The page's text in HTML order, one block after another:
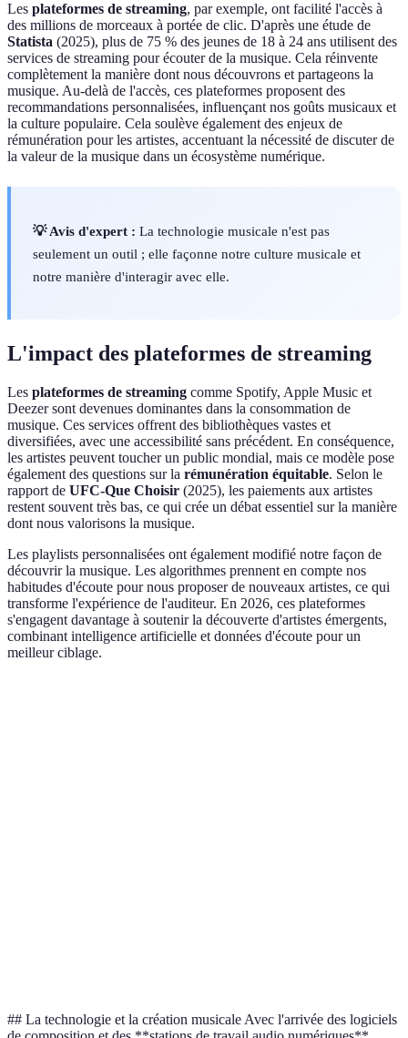
Les plateformes de streaming, par exemple, ont facilité l'accès à
des millions de morceaux à portée de clic. D'après une étude de
Statista (2025), plus de 75 % des jeunes de 18 à 24 ans utilisent des
services de streaming pour écouter de la musique. Cela réinvente
complètement la manière dont nous découvrons et partageons la
musique. Au-delà de l'accès, ces plateformes proposent des
recommandations personnalisées, influençant nos goûts musicaux et
la culture populaire. Cela soulève également des enjeux de
rémunération pour les artistes, accentuant la nécessité de discuter de
la valeur de la musique dans un écosystème numérique.
💡 Avis d'expert : La technologie musicale n'est pas
seulement un outil ; elle façonne notre culture musicale et
notre manière d'interagir avec elle.
L'impact des plateformes de streaming
Les plateformes de streaming comme Spotify, Apple Music et
Deezer sont devenues dominantes dans la consommation de
musique. Ces services offrent des bibliothèques vastes et
diversifiées, avec une accessibilité sans précédent. En conséquence,
les artistes peuvent toucher un public mondial, mais ce modèle pose
également des questions sur la rémunération équitable. Selon le
rapport de UFC-Que Choisir (2025), les paiements aux artistes
restent souvent très bas, ce qui crée un débat essentiel sur la manière
dont nous valorisons la musique.
Les playlists personnalisées ont également modifié notre façon de
découvrir la musique. Les algorithmes prennent en compte nos
habitudes d'écoute pour nous proposer de nouveaux artistes, ce qui
transforme l'expérience de l'auditeur. En 2026, ces plateformes
s'engagent davantage à soutenir la découverte d'artistes émergents,
combinant intelligence artificielle et données d'écoute pour un
meilleur ciblage.
## La technologie et la création musicale Avec l'arrivée des logiciels